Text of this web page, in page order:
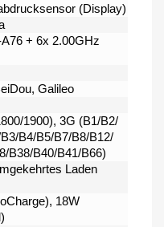
(Display)
+ 6x 2.00GHz
Galileo
​1900), 3G (B1/​B2/​
​B4/​B5/​B7/​B8/​B12/​
​B38/​B40/​B41/​B66)
Laden
18W